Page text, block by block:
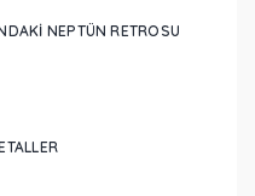
NEPTÜN RETROSU